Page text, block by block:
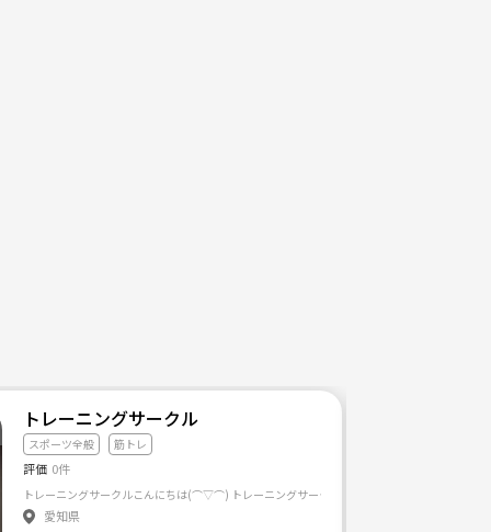
ていけたらいいですね！ 時間が合えばみんなでトレーニングやスポーツ、遊びに行けたらいいなと思っております！ 個人的に腕相撲を上手く
トレーニングサークル
スポーツ全般 筋トレ
評価 0件
愛知県